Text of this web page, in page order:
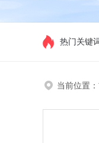
热门关键
当前位置：